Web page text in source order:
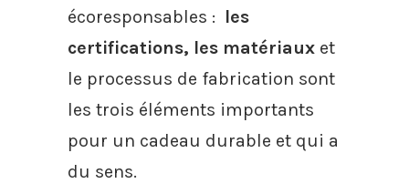
écoresponsables : les
certifications, les matériaux et
le processus de fabrication sont
les trois éléments importants
pour un cadeau durable et qui a
du sens.